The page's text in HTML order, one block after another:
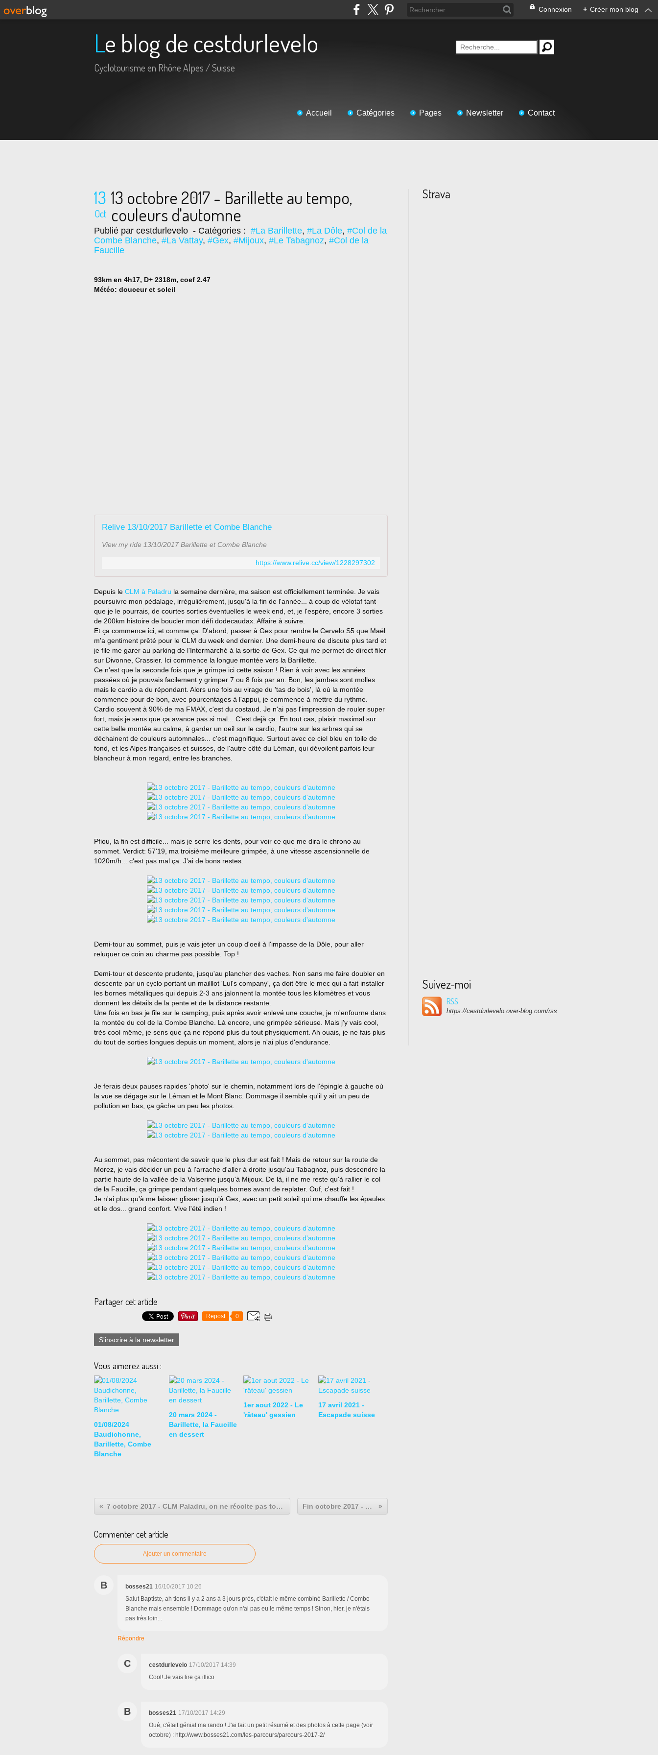
Connexion + Créer mon blog
Le blog de cestdurlevelo
Cyclotourisme en Rhône Alpes / Suisse
Accueil Catégories Pages Newsletter Contact
13
Oct
13 octobre 2017 - Barillette au tempo,
couleurs d'automne
Publié par cestdurlevelo - Catégories : #La Barillette, #La Dôle, #Col de la
Combe Blanche, #La Vattay, #Gex, #Mijoux, #Le Tabagnoz, #Col de la
Faucille
93km en 4h17, D+ 2318m, coef 2.47
Météo: douceur et soleil
Relive 13/10/2017 Barillette et Combe Blanche
View my ride 13/10/2017 Barillette et Combe Blanche
https://www.relive.cc/view/1228297302
Depuis le CLM à Paladru la semaine dernière, ma saison est officiellement terminée. Je vais
poursuivre mon pédalage, irrégulièrement, jusqu'à la fin de l'année... à coup de vélotaf tant
que je le pourrais, de courtes sorties éventuelles le week end, et, je l'espère, encore 3 sorties
de 200km histoire de boucler mon défi dodecaudax. Affaire à suivre.
Et ça commence ici, et comme ça. D'abord, passer à Gex pour rendre le Cervelo S5 que Maël
m'a gentiment prêté pour le CLM du week end dernier. Une demi-heure de discute plus tard et
je file me garer au parking de l'Intermarché à la sortie de Gex. Ce qui me permet de direct filer
sur Divonne, Crassier. Ici commence la longue montée vers la Barillette.
Ce n'est que la seconde fois que je grimpe ici cette saison ! Rien à voir avec les années
passées où je pouvais facilement y grimper 7 ou 8 fois par an. Bon, les jambes sont molles
mais le cardio a du répondant. Alors une fois au virage du 'tas de bois', là où la montée
commence pour de bon, avec pourcentages à l'appui, je commence à mettre du rythme.
Cardio souvent à 90% de ma FMAX, c'est du costaud. Je n'ai pas l'impression de rouler super
fort, mais je sens que ça avance pas si mal... C'est dejà ça. En tout cas, plaisir maximal sur
cette belle montée au calme, à garder un oeil sur le cardio, l'autre sur les arbres qui se
déchainent de couleurs automnales... c'est magnifique. Surtout avec ce ciel bleu en toile de
fond, et les Alpes françaises et suisses, de l'autre côté du Léman, qui dévoilent parfois leur
blancheur à mon regard, entre les branches.
Pfiou, la fin est difficile... mais je serre les dents, pour voir ce que me dira le chrono au
sommet. Verdict: 57'19, ma troisième meilleure grimpée, à une vitesse ascensionnelle de
1020m/h... c'est pas mal ça. J'ai de bons restes.
Demi-tour au sommet, puis je vais jeter un coup d'oeil à l'impasse de la Dôle, pour aller
reluquer ce coin au charme pas possible. Top !
Demi-tour et descente prudente, jusqu'au plancher des vaches. Non sans me faire doubler en
descente par un cyclo portant un mailllot 'Lul's company', ça doit être le mec qui a fait installer
les bornes métalliques qui depuis 2-3 ans jalonnent la montée tous les kilomètres et vous
donnent les détails de la pente et de la distance restante.
Une fois en bas je file sur le camping, puis après avoir enlevé une couche, je m'enfourne dans
la montée du col de la Combe Blanche. Là encore, une grimpée sérieuse. Mais j'y vais cool,
très cool même, je sens que ça ne répond plus du tout physiquement. Ah ouais, je ne fais plus
du tout de sorties longues depuis un moment, alors je n'ai plus d'endurance.
Je ferais deux pauses rapides 'photo' sur le chemin, notamment lors de l'épingle à gauche où
la vue se dégage sur le Léman et le Mont Blanc. Dommage il semble qu'il y ait un peu de
pollution en bas, ça gâche un peu les photos.
Au sommet, pas mécontent de savoir que le plus dur est fait ! Mais de retour sur la route de
Morez, je vais décider un peu à l'arrache d'aller à droite jusqu'au Tabagnoz, puis descendre la
partie haute de la vallée de la Valserine jusqu'à Mijoux. De là, il ne me reste qu'à rallier le col
de la Faucille, ça grimpe pendant quelques bornes avant de replater. Ouf, c'est fait !
Je n'ai plus qu'à me laisser glisser jusqu'à Gex, avec un petit soleil qui me chauffe les épaules
et le dos... grand confort. Vive l'été indien !
Partager cet article
Repost 0
S'inscrire à la newsletter
Vous aimerez aussi :
01/08/2024
Baudichonne,
Barillette, Combe
Blanche
20 mars 2024 -
Barillette, la Faucille
en dessert
1er aout 2022 - Le
'râteau' gessien
17 avril 2021 -
Escapade suisse
7 octobre 2017 - CLM Paladru, on ne récolte pas toujours ce qu'on sème... Fin octobre 2017 - L'été indien
Commenter cet article
Ajouter un commentaire
B bosses21 16/10/2017 10:26
Salut Baptiste, ah tiens il y a 2 ans à 3 jours près, c'était le même combiné Barillette / Combe
Blanche mais ensemble ! Dommage qu'on n'ai pas eu le même temps ! Sinon, hier, je n'étais
pas très loin...
Répondre
C cestdurlevelo 17/10/2017 14:39
Cool! Je vais lire ça illico
B bosses21 17/10/2017 14:29
Oué, c'était génial ma rando ! J'ai fait un petit résumé et des photos à cette page (voir
octobre) : http://www.bosses21.com/les-parcours/parcours-2017-2/
Strava
Suivez-moi
RSS
https://cestdurlevelo.over-blog.com/rss